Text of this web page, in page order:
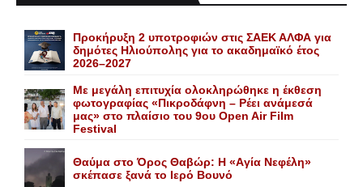
Προκήρυξη 2 υποτροφιών στις ΣΑΕΚ ΑΛΦΑ για
δημότες Ηλιούπολης για το ακαδημαϊκό έτος
2026–2027
Με μεγάλη επιτυχία ολοκληρώθηκε η έκθεση
φωτογραφίας «Πικροδάφνη – Ρέει ανάμεσά
μας» στο πλαίσιο του 9ου Open Air Film
Festival
Θαύμα στο Όρος Θαβώρ: H «Aγία Nεφέλη»
σκέπασε ξανά το Iερό Bουνό